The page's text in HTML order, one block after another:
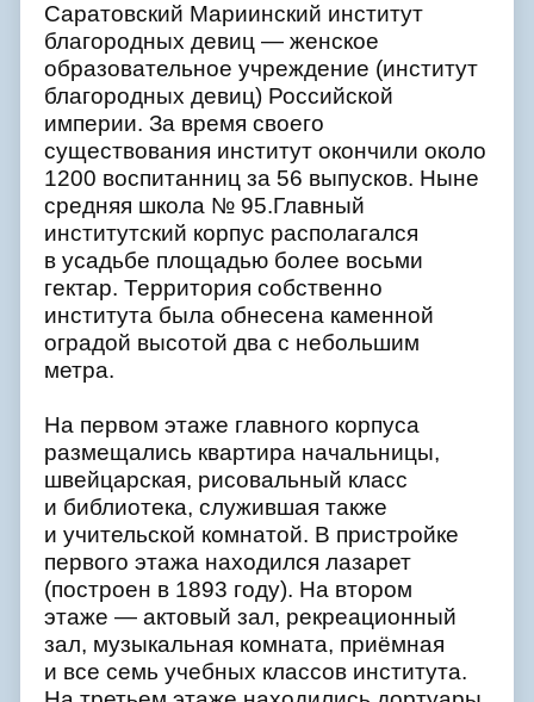
Саратовский Мариинский институт
благородных девиц — женское
образовательное учреждение (институт
благородных девиц) Российской
империи. За время своего
существования институт окончили около
1200 воспитанниц за 56 выпусков. Ныне
средняя школа № 95.Главный
институтский корпус располагался
в усадьбе площадью более восьми
гектар. Территория собственно
института была обнесена каменной
оградой высотой два с небольшим
метра.
На первом этаже главного корпуса
размещались квартира начальницы,
швейцарская, рисовальный класс
и библиотека, служившая также
и учительской комнатой. В пристройке
первого этажа находился лазарет
(построен в 1893 году). На втором
этаже — актовый зал, рекреационный
зал, музыкальная комната, приёмная
и все семь учебных классов института.